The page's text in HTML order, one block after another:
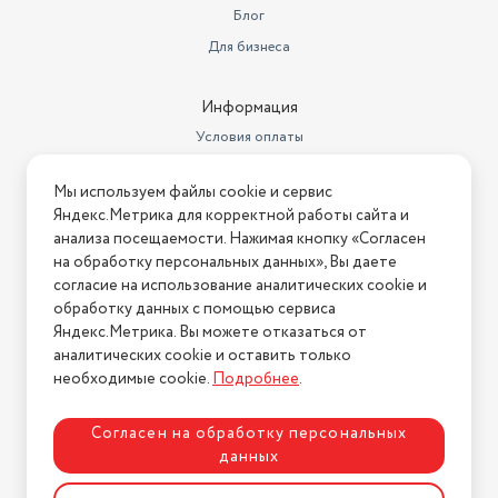
Блог
Для бизнеса
Информация
Условия оплаты
Условия возврата
Нашли ошибку на сайте? Напишите нам
2026 © Интернет-магазин "АстМаркет". У нас есть всё!
Политика конфиденциальности
Разработка сайтаASTDESIGN
Мы используем файлы cookie и сервис
Яндекс.Метрика для корректной работы сайта и
анализа посещаемости. Нажимая кнопку «Согласен
на обработку персональных данных», Вы даете
согласие на использование аналитических cookie и
обработку данных с помощью сервиса
Яндекс.Метрика. Вы можете отказаться от
аналитических cookie и оставить только
необходимые cookie.Подробнее.
Согласен на обработку персональных
данных